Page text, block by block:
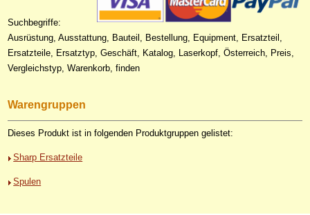
Suchbegriffe:
Ausrüstung, Ausstattung, Bauteil, Bestellung, Equipment, Ersatzteil,
Ersatzteile, Ersatztyp, Geschäft, Katalog, Laserkopf, Österreich, Preis,
Vergleichstyp, Warenkorb, finden
Warengruppen
Dieses Produkt ist in folgenden Produktgruppen gelistet:
Sharp Ersatzteile
Spulen